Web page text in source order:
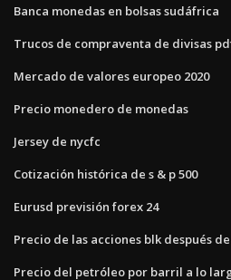
Banca monedas en bolsas sudáfrica
Trucos de compraventa de divisas
Mercado de valores europeo 2020
Precio monedero de monedas
Jersey de nycfc
Cotización histórica de s & p 500
Eurusd previsión forex 24
Precio de las acciones blk después
Precio del petróleo por barril a lo